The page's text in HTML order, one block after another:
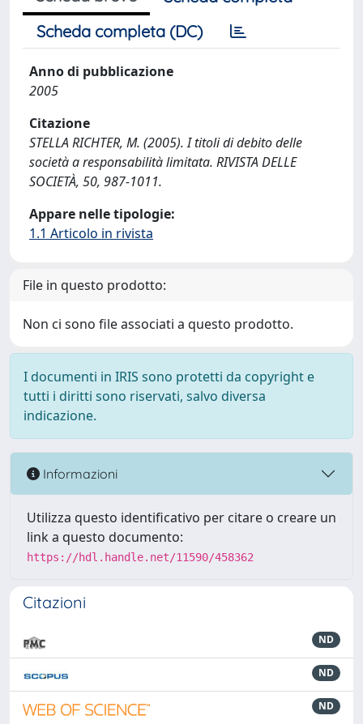
Scheda completa (DC)
Anno di pubblicazione
2005
Citazione
STELLA RICHTER, M. (2005). I titoli di debito delle
società a responsabilità limitata. RIVISTA DELLE
SOCIETÀ, 50, 987-1011.
Appare nelle tipologie:
1.1 Articolo in rivista
File in questo prodotto:
Non ci sono file associati a questo prodotto.
I documenti in IRIS sono protetti da copyright e
tutti i diritti sono riservati, salvo diversa
indicazione.
Informazioni
Utilizza questo identificativo per citare o creare un
link a questo documento:
https://hdl.handle.net/11590/458362
Citazioni
ND
ND
ND